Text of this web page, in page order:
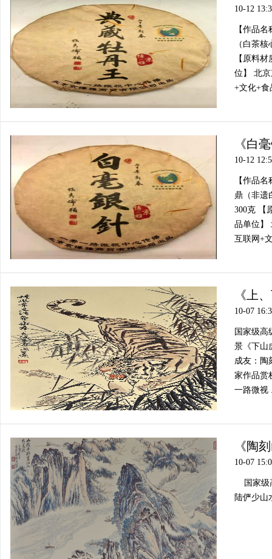
10-12
【作品
（白茶
【原料
位】 北
+文化+食
《白
10-12
【作品
鼎（非遗
300克 【
品单位】
互联网+
《上
10-07
国家级高
景《下山
成友：陶
家作品赏
一路微视
《陶
10-07
国家级
陆俨少